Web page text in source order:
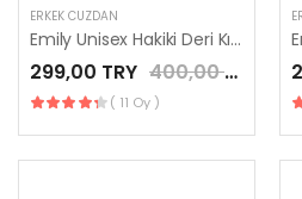
ERKEK CÜZDAN
Emily Unisex Hakiki Deri Kırmızı Kartlık
299,00 TRY 400,00 TRY
( 11 Oy )